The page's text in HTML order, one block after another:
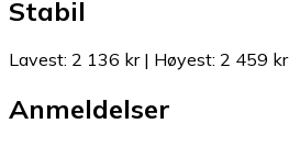
Stabil
Lavest: 2 136 kr| Høyest: 2 459 kr
Anmeldelser